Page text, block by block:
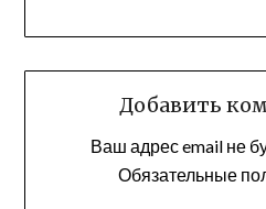
Добавить
Ваш адрес email не
Обязательные